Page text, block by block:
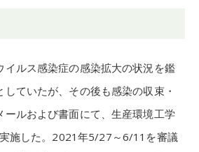
イルス感染症の感染拡大の状況を鑑
ていたが、その後も感染の収束・
ールおよび書面にて、生産環境工学
施した。2021年5/27～6/11を審議